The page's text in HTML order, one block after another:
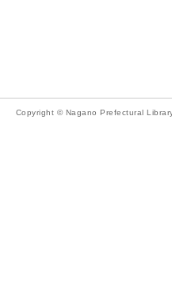
Copyright © Nagano Prefectural